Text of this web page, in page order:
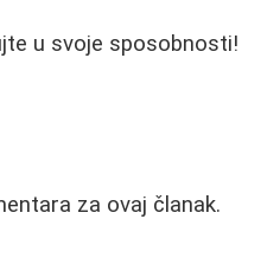
u svoje sposobnosti!
za ovaj članak.